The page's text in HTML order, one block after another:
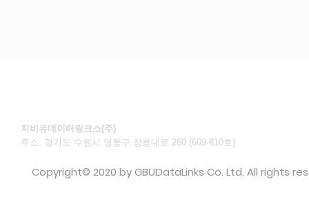
지비유데이터링크스(주)
주소. 경기도 수원시 영통구 창룡대로 260 (609-610호)​
Copyright© 2020 by GBUDataLinks Co. Ltd. All rights